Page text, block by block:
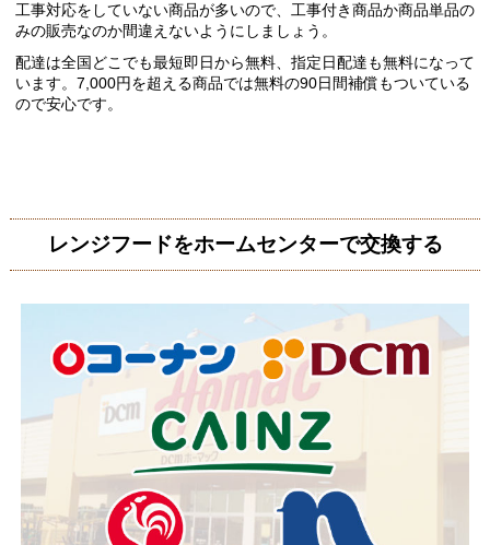
工事対応をしていない商品が多いので、工事付き商品か商品単品の
みの販売なのか間違えないようにしましょう。
配達は全国どこでも最短即日から無料、指定日配達も無料になって
います。7,000円を超える商品では無料の90日間補償もついている
ので安心です。
レンジフードをホームセンターで交換する